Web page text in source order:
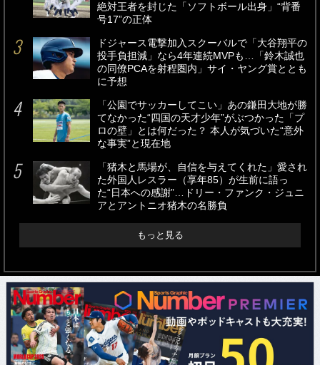
絶対王者を封じた「ソフトボール出身」“背番
号17”の正体
ドジャース電撃加入スクーバルで「大谷翔平の
投手負担減」なら4年連続MVPも…「鈴木誠也
の同僚PCAを射程圏内」サイ・ヤング賞ととも
に予想
「公園でサッカーしてこい」あの鎌田大地が勝
てなかった“四国の天才少年”がぶつかった「プ
ロの壁」とは何だった？ 本人が気づいた“意外
な事実”と現在地
「猪木と馬場が、自信を与えてくれた」愛され
た外国人レスラー（享年85）が生前に語っ
た“日本への感謝”…ドリー・ファンク・ジュニ
アとアントニオ猪木の名勝負
もっと見る